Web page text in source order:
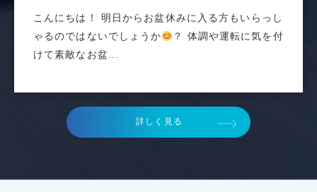
こんにちは！ 明日からお盆休みに入る方もいらっし
ゃるのではないでしょうか
？ 体調や運転に気を付
けて素敵なお盆...
詳しく見る